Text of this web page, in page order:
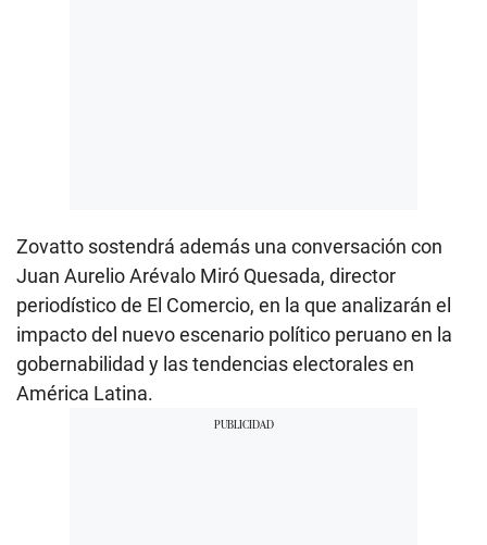
Zovatto sostendrá además una conversación con
Juan Aurelio Arévalo Miró Quesada, director
periodístico de El Comercio, en la que analizarán el
impacto del nuevo escenario político peruano en la
gobernabilidad y las tendencias electorales en
América Latina.